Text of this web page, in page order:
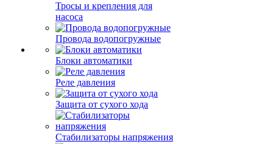
Тросы и крепления для
насоса
Провода водопогружные
Блоки автоматики
Реле давления
Защита от сухого хода
Стабилизаторы напряжения